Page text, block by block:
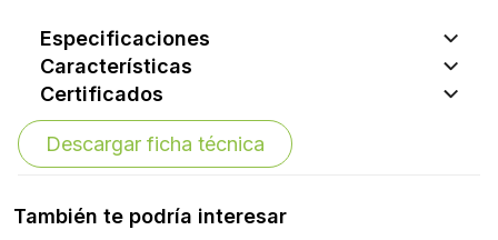
Especificaciones
Características
Certificados
Descargar ficha técnica
También te podría interesar